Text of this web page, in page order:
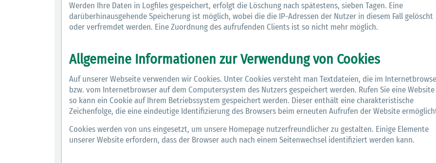
Werden Ihre Daten in Logfiles gespeichert, erfolgt die Löschung nach spätestens, sieben Tagen. Eine
darüberhinausgehende Speicherung ist möglich, wobei die die IP-Adressen der Nutzer in diesem Fall gelöscht
oder verfremdet werden. Eine Zuordnung des aufrufenden Clients ist so nicht mehr möglich.
Allgemeine Informationen zur Verwendung von Cookies
Auf unserer Webseite verwenden wir Cookies. Unter Cookies versteht man Textdateien, die im
bzw. vom Internetbrowser auf dem Computersystem des Nutzers gespeichert werden. Rufen Sie eine Website
so kann ein Cookie auf Ihrem Betriebssystem gespeichert werden. Dieser enthält eine charakteristische
Zeichenfolge, die eine eindeutige Identifizierung des Browsers beim erneuten Aufrufen der Website
Cookies werden von uns eingesetzt, um unsere Homepage nutzerfreundlicher zu gestalten. Einige Elemente
unserer Website erfordern, dass der Browser auch nach einem Seitenwechsel identifiziert werden kann.